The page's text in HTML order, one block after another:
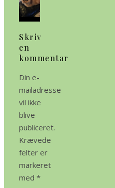
Skriv
en
kommentar
Din e-
mailadresse
vil ikke
blive
publiceret.
Krævede
felter er
markeret
med *